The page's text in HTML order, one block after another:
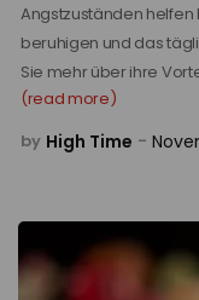
Angstzuständen helfen
beruhigen und das
Sie mehr über ihre
(read more)
by High Time -